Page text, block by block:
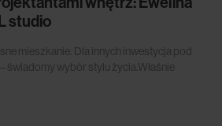
studio
mieszkanie. Dla innych inwestycja pod
świadomy wybór stylu życia.Właśnie